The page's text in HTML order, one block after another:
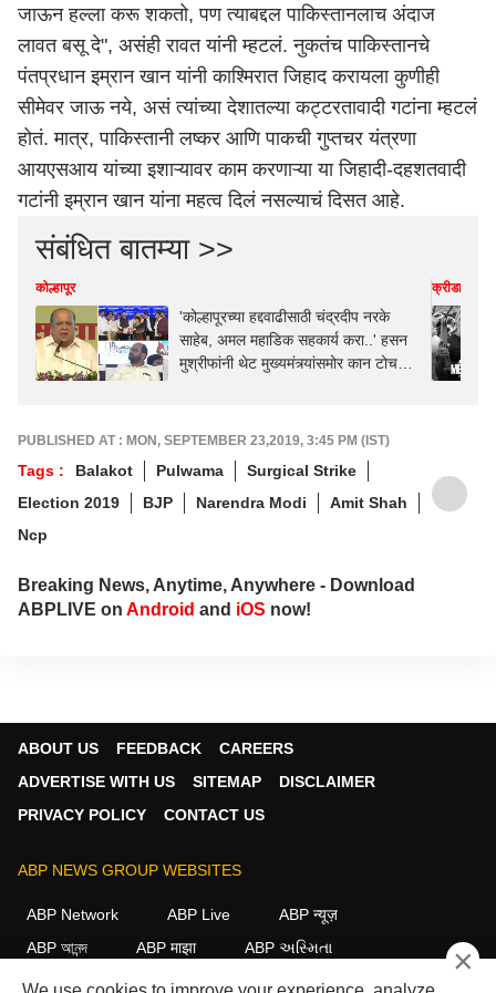
जाऊन हल्ला करू शकतो, पण त्याबद्दल पाकिस्तानलाच अंदाज
लावत बसू दे", असंही रावत यांनी म्हटलं. नुकतंच पाकिस्तानचे
पंतप्रधान इम्रान खान यांनी काश्मिरात जिहाद करायला कुणीही
सीमेवर जाऊ नये, असं त्यांच्या देशातल्या कट्टरतावादी गटांना म्हटलं
होतं. मात्र, पाकिस्तानी लष्कर आणि पाकची गुप्तचर यंत्रणा
आयएसआय यांच्या इशाऱ्यावर काम करणाऱ्या या जिहादी-दहशतवादी
गटांनी इम्रान खान यांना महत्व दिलं नसल्याचं दिसत आहे.
संबंधित बातम्या >>
कोल्हापूर
'कोल्हापूरच्या हद्दवाढीसाठी चंद्रदीप नरके
साहेब, अमल महाडिक सहकार्य करा..' हसन
मुश्रीफांनी थेट मुख्यमंत्र्यांसमोर कान टोचले,
क्रीडा
PUBLISHED AT : MON, SEPTEMBER 23,2019, 3:45 PM (IST)
Tags : Balakot Pulwama
Surgical Strike
Election 2019
BJP Narendra Modi
Amit Shah
Ncp
Breaking News, Anytime, Anywhere - Download
ABPLIVE on Android and iOS now!
ABOUT US FEEDBACK
CAREERS
ADVERTISE WITH US
SITEMAP
DISCLAIMER
PRIVACY POLICY
CONTACT US
ABP NEWS GROUP WEBSITES
ABP Network ABP Live
ABP न्यूज़
ABP আনন্দ
ABP माझा
ABP અસ્મિતા
ABP Ganga
ABP ਸਾਂਝਾ ABP நாடு ABP దేశం ×